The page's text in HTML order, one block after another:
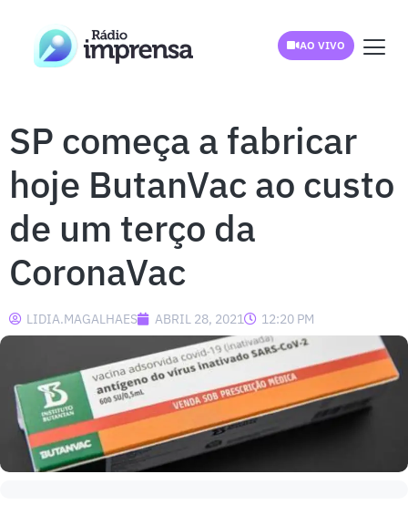
AO VIVO
SP começa a fabricar
hoje ButanVac ao custo
de um terço da
CoronaVac
LIDIA.MAGALHAES ABRIL 28, 2021 12:20 PM